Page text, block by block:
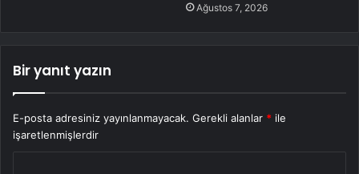
Ağustos 7, 2026
Bir yanıt yazın
E-posta adresiniz yayınlanmayacak. Gerekli alanlar * ile
işaretlenmişlerdir